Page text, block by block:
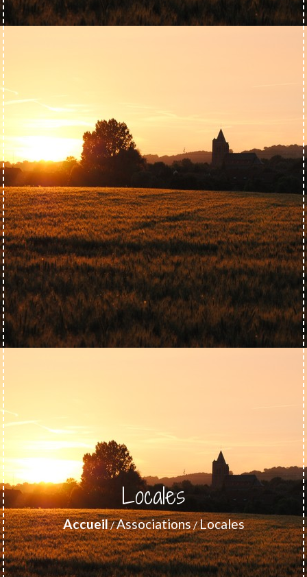
Locales
Accueil/Associations/Locales